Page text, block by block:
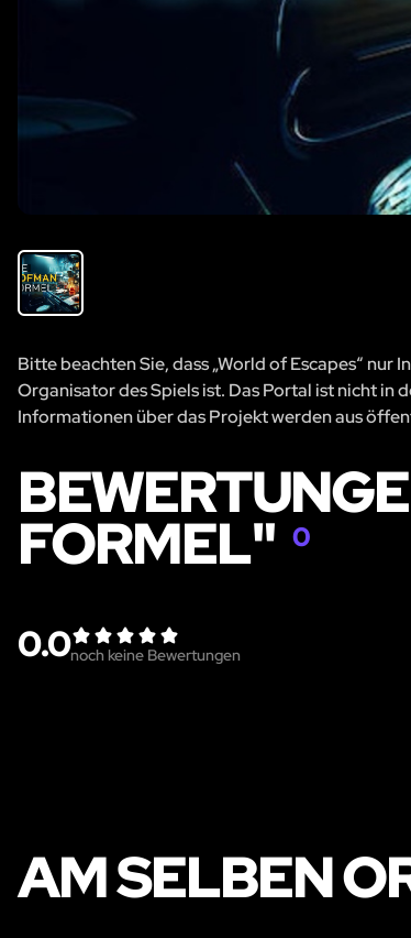
Bitte beachten Sie, dass „World of Escapes“
Organisator des Spiels ist. Das Portal ist nicht
Informationen über das Projekt werden aus
FORMEL"0
0.0noch keine Bewertungen
AM SELBEN